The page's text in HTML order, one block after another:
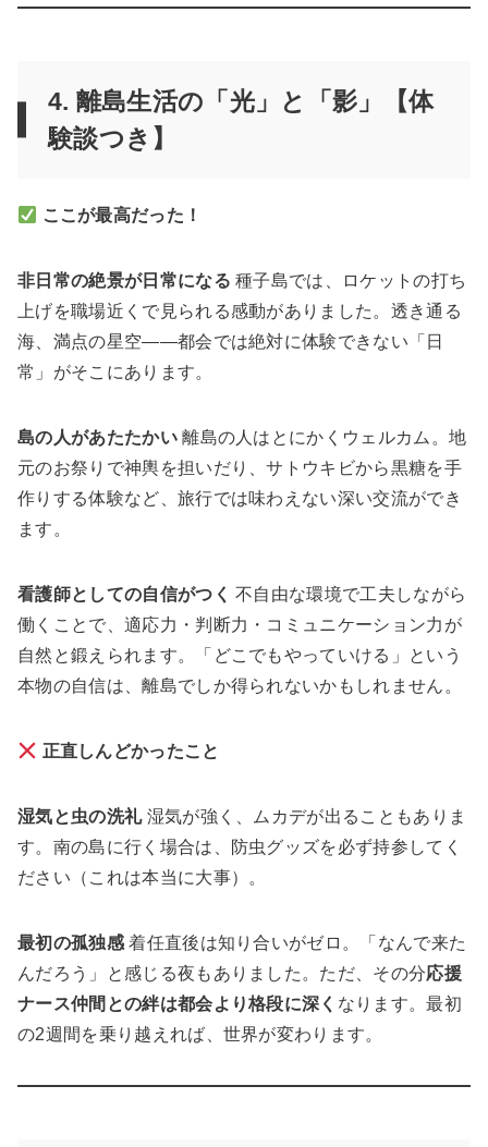
4. 離島生活の「光」と「影」【体
験談つき】
ここが最高だった！
非日常の絶景が日常になる 種子島では、ロケットの打ち
上げを職場近くで見られる感動がありました。透き通る
海、満点の星空——都会では絶対に体験できない「日
常」がそこにあります。
島の人があたたかい離島の人はとにかくウェルカム。地
元のお祭りで神輿を担いだり、サトウキビから黒糖を手
作りする体験など、旅行では味わえない深い交流ができ
ます。
看護師としての自信がつく 不自由な環境で工夫しながら
働くことで、適応力・判断力・コミュニケーション力が
自然と鍛えられます。「どこでもやっていける」という
本物の自信は、離島でしか得られないかもしれません。
正直しんどかったこと
湿気と虫の洗礼湿気が強く、ムカデが出ることもありま
す。南の島に行く場合は、防虫グッズを必ず持参してく
ださい（これは本当に大事）。
最初の孤独感着任直後は知り合いがゼロ。「なんで来た
んだろう」と感じる夜もありました。ただ、その分応援
ナース仲間との絆は都会より格段に深く なります。最初
の2週間を乗り越えれば、世界が変わります。